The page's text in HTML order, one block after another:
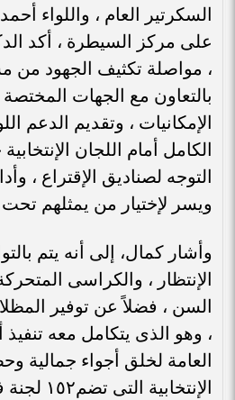
السكرتير العام ، واللواء
على مركز السيطرة ، أكد
، مواصلة تكثيف الجهود من
بالتعاون مع الجهات
الإمكانيات ، وتقديم الدعم
الكامل أمام اللجان
التوجه لصناديق الإقتراع ،
ويسر لإختيار من يمثلهم تحت
وأشار كمال، إلى أنه يتم
الإنتظار ، والكراسى
السن ، فضلاً عن توفير
، وهو الذى يتكامل معه تنفيذ
العامة لخلق أجواء جمالية